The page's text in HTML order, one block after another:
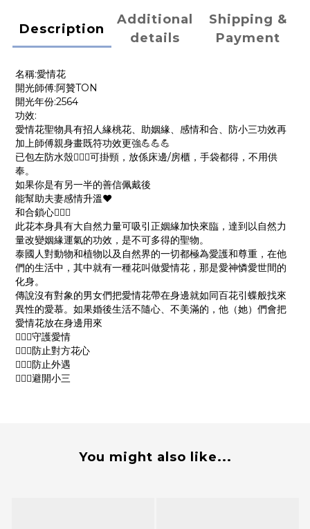
Description
Additional
details
Shipping &
Payment
名稱:愛情花
開光師傅:阿贊TON
開光年份:2564
功效:
愛情花聖物具有招人緣桃花、助姻緣、感情和合、防小三功效再
加上師傅親身畫既符功效更強💪💪💪
已包左防水殼💁🏻‍♂️可掛頸，放係床邊/房櫃，手袋都得，不用供
奉。
如果你是有另一半的善信佩戴後
能幫助夫妻感情升溫❤️
和合鎖心💁🏻‍♂️
此花本身具有大自然力量可吸引正姻緣加快來臨，達到以自然力
量改變姻緣運氣的功效，是不可多得的聖物。
泰國人對動物和植物以及自然界的一切都極為愛護和尊重，在他
們的生活中，其中就有一種花叫做愛情花，那是愛神憐愛世間的
化身。
傳說沒有對象的男女們把愛情花帶在身邊就如同百花引蝶般找來
異性的愛慕。如果婚後生活不隨心、不美滿的，他（她）們會把
愛情花放在身邊用來
🙅🏽‍♀️守護愛情
🙅🏽‍♀️防止對方花心
🙅🏽‍♀️防止外遇
🙅🏽‍♀️避開小三
You might also like...